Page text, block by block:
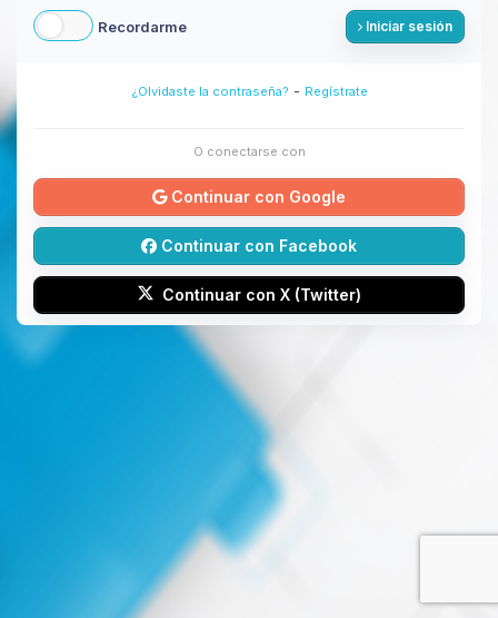
Recordarme Iniciar sesión
¿Olvidaste la contraseña? - Regístrate
O conectarse con
Continuar con Google
Continuar con Facebook
Continuar con X (Twitter)